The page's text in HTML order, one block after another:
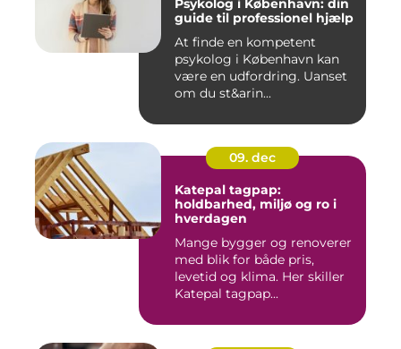
Psykolog i København: din
guide til professionel hjælp
At finde en kompetent
psykolog i København kan
være en udfordring. Uanset
om du st&arin...
09. dec
Katepal tagpap:
holdbarhed, miljø og ro i
hverdagen
Mange bygger og renoverer
med blik for både pris,
levetid og klima. Her skiller
Katepal tagpap...